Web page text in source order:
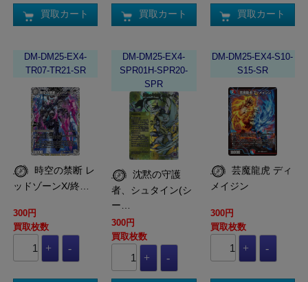
買取カート 買取カート 買取カート
DM-DM25-EX4-
TR07-TR21-SR
ッドゾーンX/終…
300円
買取枚数
DM-DM25-EX4-
SPR01H-SPR20-
SPR
沈黙の守護
者、シュタイン(シ
ー…
300円
買取枚数
DM-DM25-EX4-S10-
S15-SR
メイジン
300円
買取枚数